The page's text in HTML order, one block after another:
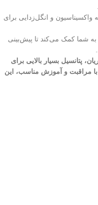
و انگل‌زدایی برای
شما کمک می‌کند تا پیش‌بینی
پتانسیل بسیار بالایی برای
مراقبت و آموزش مناسب، این